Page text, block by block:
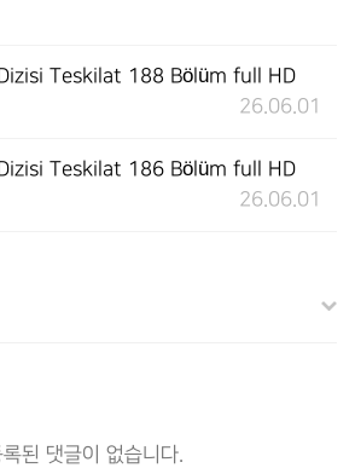
Teskilat 188 Bölüm full HD
26.06.01
Teskilat 186 Bölüm full HD
26.06.01
록된 댓글이 없습니다.